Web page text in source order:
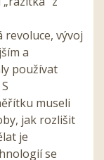
revoluce, vývoj
a
používat
museli
jak rozlišit
je
se